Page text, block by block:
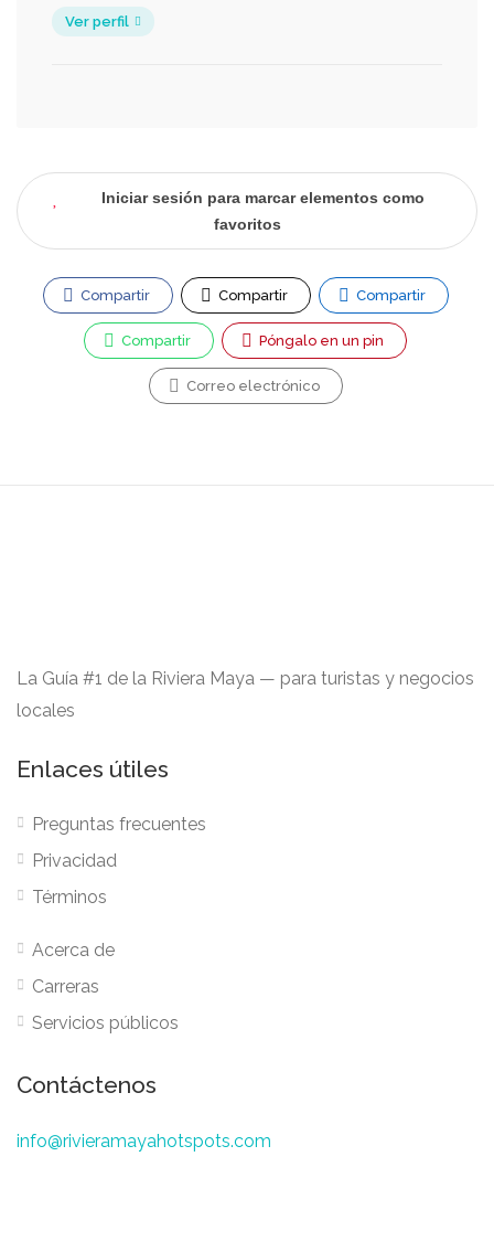
Ver perfil
Iniciar sesión para marcar elementos como
favoritos
Compartir Compartir Compartir
Compartir Póngalo en un pin
Correo electrónico
La Guía #1 de la Riviera Maya — para turistas y negocios
locales
Enlaces útiles
Preguntas frecuentes
Privacidad
Términos
Acerca de
Carreras
Servicios públicos
Contáctenos
info@rivieramayahotspots.com